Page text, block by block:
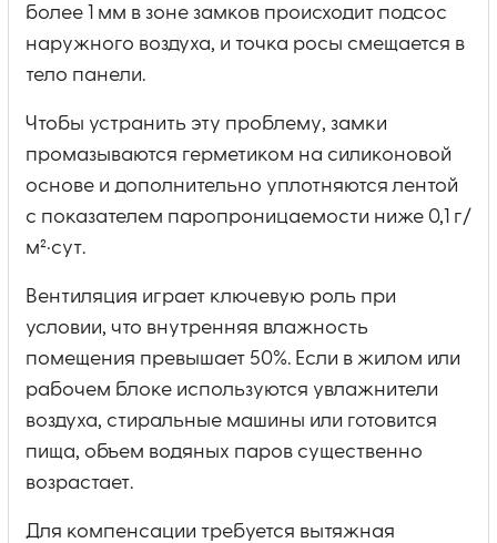
более 1 мм в зоне замков происходит подсос
наружного воздуха, и точка росы смещается в
тело панели.
Чтобы устранить эту проблему, замки
промазываются герметиком на силиконовой
основе и дополнительно уплотняются лентой
с показателем паропроницаемости ниже 0,1 г/
м²·сут.
Вентиляция играет ключевую роль при
условии, что внутренняя влажность
помещения превышает 50%. Если в жилом или
рабочем блоке используются увлажнители
воздуха, стиральные машины или готовится
пища, объем водяных паров существенно
возрастает.
Для компенсации требуется вытяжная